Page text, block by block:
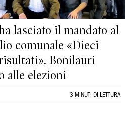
lasciato il mandato al
comunale «Dieci
Bonilauri
alle elezioni
3 MINUTI DI LETTURA